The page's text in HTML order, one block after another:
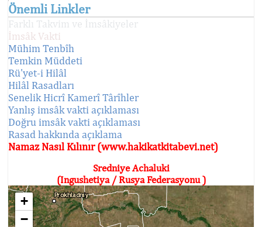
Önemli Linkler
Farklı Takvim ve İmsâkiyeler
İmsâk Vakti
Mühim Tenbîh
Temkin Müddeti
Rü'yet-i Hilâl
Hilâl Rasadları
Senelik Hicrî Kamerî Târîhler
Yanlış imsâk vakti açıklaması
Doğru imsâk vakti açıklaması
Rasad hakkında açıklama
Namaz Nasıl Kılınır (www.hakikatkitabevi.net)
Sredniye Achaluki
(Ingushetiya / Rusya Federasyonu )
+
−